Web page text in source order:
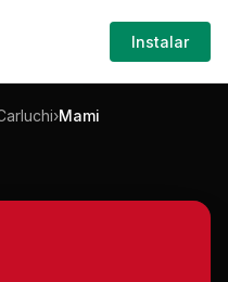
mami-mp3
Iniciar
Sesión
›Mami
Instalar